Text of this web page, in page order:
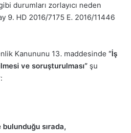
durumları zorlayıcı neden
9. HD 2016/7175 E. 2016/11446
Kanununu 13. maddesinde “İş
ve soruşturulması” şu
sırada,